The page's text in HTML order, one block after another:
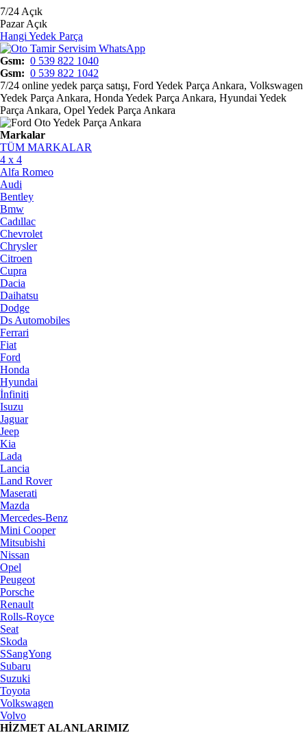
7/24 Açık
Pazar Açık
Hangi Yedek Parça
Gsm
0 539 822 1040
Gsm
0 539 822 1042
7/24 online yedek parça satışı, Ford Yedek Parça Ankara, Volkswagen
Yedek Parça Ankara, Honda Yedek Parça Ankara, Hyundai Yedek
Parça Ankara, Opel Yedek Parça Ankara
Markalar
TÜM MARKALAR
4 x 4
Alfa Romeo
Audi
Bentley
Bmw
Cadıllac
Chevrolet
Chrysler
Citroen
Cupra
Dacia
Daihatsu
Dodge
Ds Automobiles
Ferrari
Fiat
Ford
Honda
Hyundai
İnfiniti
Isuzu
Jaguar
Jeep
Kia
Lada
Lancia
Land Rover
Maserati
Mazda
Mercedes-Benz
Mini Cooper
Mitsubishi
Nissan
Opel
Peugeot
Porsche
Renault
Rolls-Royce
Seat
Skoda
SSangYong
Subaru
Suzuki
Toyota
Volkswagen
Volvo
HİZMET ALANLARIMIZ